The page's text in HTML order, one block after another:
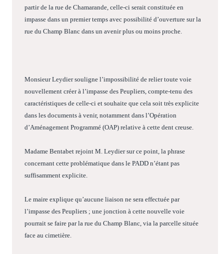
partir de la rue de Chamarande, celle-ci serait constituée en
impasse dans un premier temps avec possibilité d’ouverture sur la
rue du Champ Blanc dans un avenir plus ou moins proche.
Monsieur Leydier souligne l’impossibilité de relier toute voie
nouvellement créer à l’impasse des Peupliers, compte-tenu des
caractéristiques de celle-ci et souhaite que cela soit très explicite
dans les documents à venir, notamment dans l’Opération
d’Aménagement Programmé (OAP) relative à cette dent creuse.
Madame Bentabet rejoint M. Leydier sur ce point, la phrase
concernant cette problématique dans le PADD n’étant pas
suffisamment explicite.
Le maire explique qu’aucune liaison ne sera effectuée par
l’impasse des Peupliers ; une jonction à cette nouvelle voie
pourrait se faire par la rue du Champ Blanc, via la parcelle située
face au cimetière.